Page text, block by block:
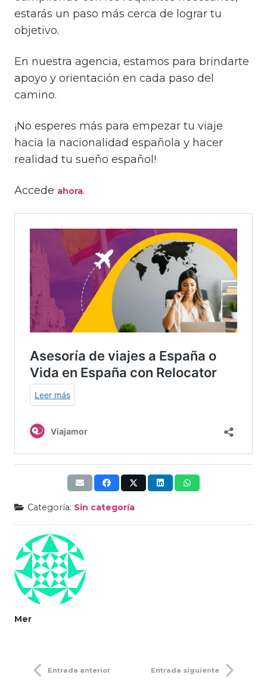
estarás un paso más cerca de lograr tu
objetivo.
En nuestra agencia, estamos para brindarte
apoyo y orientación en cada paso del
camino.
¡No esperes más para empezar tu viaje
hacia la nacionalidad española y hacer
realidad tu sueño español!
Accede ahora.
Categoría: Sin categoría
Mer
Entrada anterior Entrada siguiente